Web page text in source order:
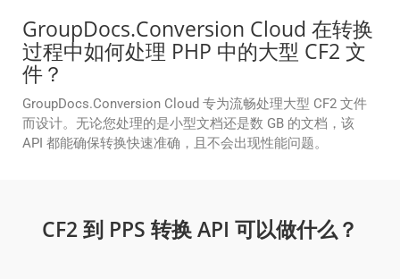
GroupDocs.Conversion Cloud 在转换
过程中如何处理 PHP 中的大型 CF2 文
件？
GroupDocs.Conversion Cloud 专为流畅处理大型 CF2 文件
而设计。无论您处理的是小型文档还是数 GB 的文档，该
API 都能确保转换快速准确，且不会出现性能问题。
CF2 到 PPS 转换 API 可以做什么？